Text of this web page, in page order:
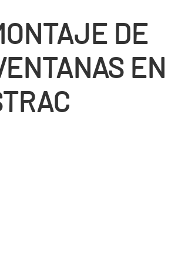
DE
EN